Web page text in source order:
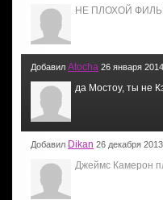
НЕ ПЛОХОЙ
Добавил Atocha 26 января
да Мостоу, ты не
Добавил Dikan 26 декабря
Джеймс Камерон